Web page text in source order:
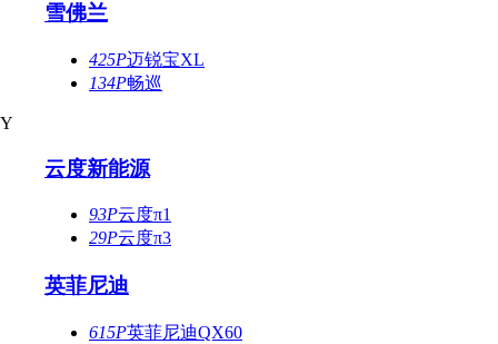
雪佛兰
425P迈锐宝XL
134P畅巡
Y
云度新能源
93P云度π1
29P云度π3
英菲尼迪
615P英菲尼迪QX60